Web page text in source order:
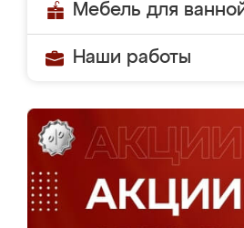
Мебель для
Наши работы